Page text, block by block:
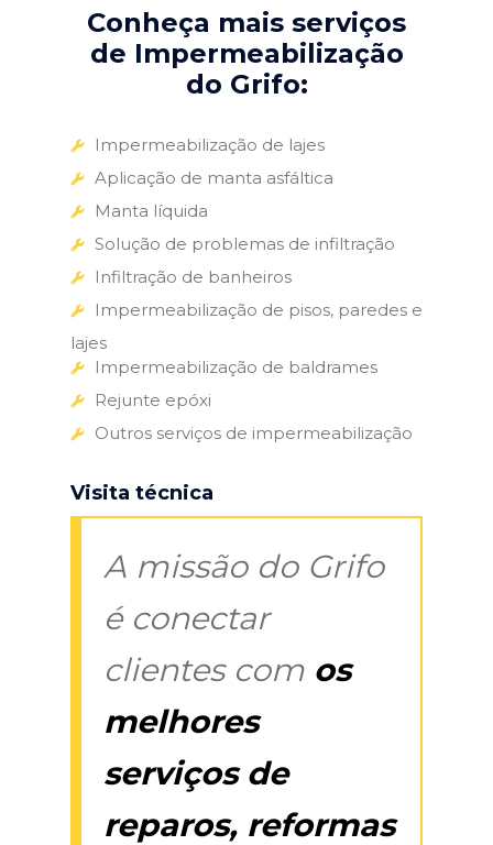
Conheça mais serviços
de Impermeabilização
do Grifo:
Impermeabilização de lajes
Aplicação de manta asfáltica
Manta líquida
Solução de problemas de infiltração
Infiltração de banheiros
Impermeabilização de pisos, paredes e
lajes
Impermeabilização de baldrames
Rejunte epóxi
Outros serviços de impermeabilização
Visita técnica
A missão do Grifo
é conectar
clientes com os
melhores
serviços de
reparos, reformas